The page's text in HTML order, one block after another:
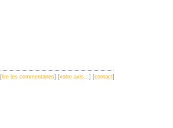
[lire les commentaires] [votre avis...] [contact]